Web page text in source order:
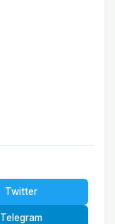
Twitter
Telegram